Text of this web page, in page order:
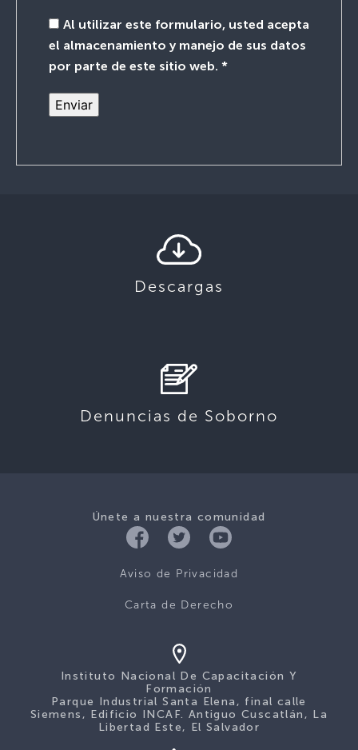
Al utilizar este formulario, usted acepta
el almacenamiento y manejo de sus datos
por parte de este sitio web. *
Descargas
Denuncias de Soborno
Únete a nuestra comunidad
Aviso de Privacidad
Carta de Derecho
Instituto Nacional De Capacitación Y
Formación
Parque Industrial Santa Elena, final calle
Siemens, Edificio INCAF. Antiguo Cuscatlán, La
Libertad Este, El Salvador